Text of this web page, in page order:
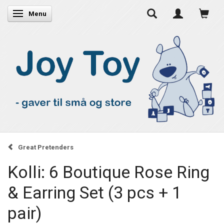
Skifte navigation
Menu
Great Pretenders
Kolli: 6 Boutique Rose Ring
& Earring Set (3 pcs + 1
pair)